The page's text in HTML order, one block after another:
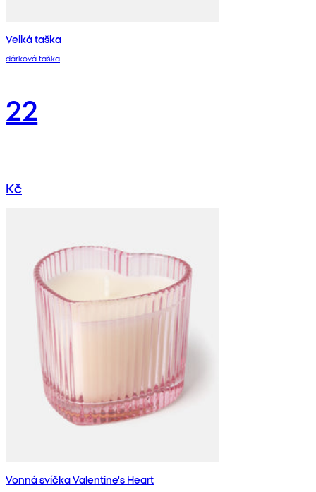
Velká taška
dárková taška
22
Kč
Vonná svíčka Valentine's Heart